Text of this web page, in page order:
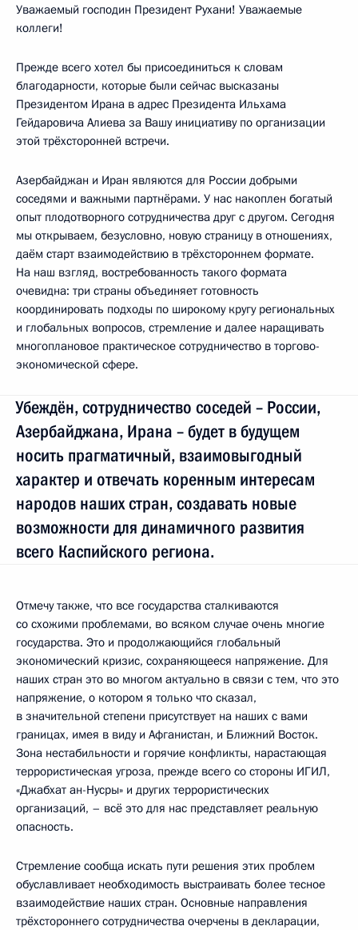
Уважаемый господин Президент Рухани! Уважаемые
коллеги!
Прежде всего хотел бы присоединиться к словам
благодарности, которые были сейчас высказаны
Президентом Ирана в адрес Президента Ильхама
Гейдаровича Алиева за Вашу инициативу по организации
этой трёхсторонней встречи.
Азербайджан и Иран являются для России добрыми
соседями и важными партнёрами. У нас накоплен богатый
опыт плодотворного сотрудничества друг с другом. Сегодня
мы открываем, безусловно, новую страницу в отношениях,
даём старт взаимодействию в трёхстороннем формате.
На наш взгляд, востребованность такого формата
очевидна: три страны объединяет готовность
координировать подходы по широкому кругу региональных
и глобальных вопросов, стремление и далее наращивать
многоплановое практическое сотрудничество в торгово-
экономической сфере.
Убеждён, сотрудничество соседей – России,
Азербайджана, Ирана – будет в будущем
носить прагматичный, взаимовыгодный
характер и отвечать коренным интересам
народов наших стран, создавать новые
возможности для динамичного развития
всего Каспийского региона.
Отмечу также, что все государства сталкиваются
со схожими проблемами, во всяком случае очень многие
государства. Это и продолжающийся глобальный
экономический кризис, сохраняющееся напряжение. Для
наших стран это во многом актуально в связи с тем, что это
напряжение, о котором я только что сказал,
в значительной степени присутствует на наших с вами
границах, имея в виду и Афганистан, и Ближний Восток.
Зона нестабильности и горячие конфликты, нарастающая
террористическая угроза, прежде всего со стороны ИГИЛ,
«Джабхат ан-Нусры» и других террористических
организаций, – всё это для нас представляет реальную
опасность.
Стремление сообща искать пути решения этих проблем
обуславливает необходимость выстраивать более тесное
взаимодействие наших стран. Основные направления
трёхстороннего сотрудничества очерчены в декларации,